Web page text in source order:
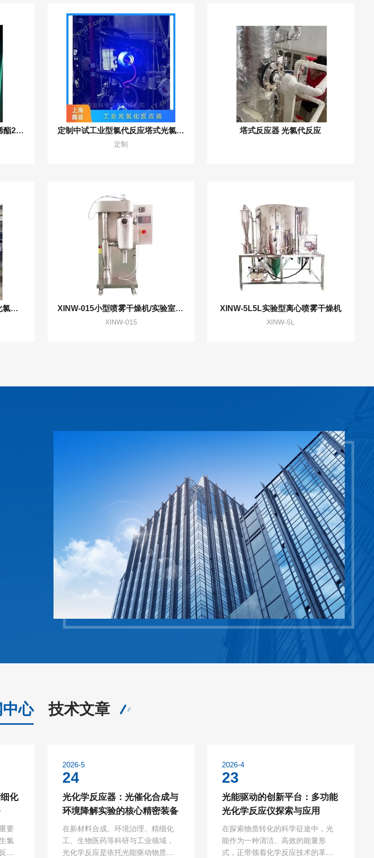
5L生产定制CEC氯代碳酸乙烯酯2L光氯化反应器 定制中试工业型氯代反应塔式光氯化反应器
定制
塔式反应器 光氯代反应
光催化管式连续反应器 光氯化氯代加成反应 XINW-015小型喷雾干燥机/实验室喷雾造粒机
XINW-015
XINW-5L5L实验型离心喷雾干燥机
XINW-5L
心 技术文章
化
要
氯
2026-5
24
光化学反应器：光催化合成与
环境降解实验的核心精密装备
在新材料合成、环境治理、精细化
工、生物医药等科研与工业领域，
光化学反应是依托光能驱动物质转
2026-4
23
光能驱动的创新平台：多功能
光化学反应仪探索与应用
在探索物质转化的科学征途中，光
能作为一种清洁、高效的能量形
式，正带领着化学反应技术的革